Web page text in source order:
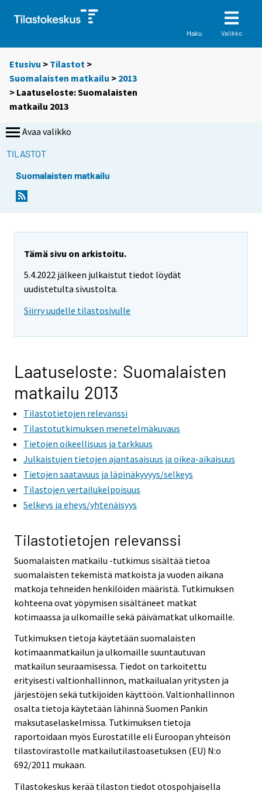
Haku Valikko
Etusivu > Tilastot >
Suomalaisten matkailu > 2013
> Laatuseloste: Suomalaisten
matkailu 2013
Avaa valikko
TILASTOT
Suomalaisten matkailu
Tämä sivu on arkistoitu.
5.4.2022 jälkeen julkaistut tiedot löydät
uudistetulta sivustolta.
Siirry uudelle tilastosivulle
Laatuseloste: Suomalaisten
matkailu 2013
Tilastotietojen relevanssi
Tilastotutkimuksen menetelmäkuvaus
Tietojen oikeellisuus ja tarkkuus
Julkaistujen tietojen ajantasaisuus ja oikea-aikaisuus
Tietojen saatavuus ja läpinäkyvyys/selkeys
Tilastojen vertailukelpoisuus
Selkeys ja eheys/yhtenäisyys
Tilastotietojen relevanssi
Suomalaisten matkailu -tutkimus sisältää tietoa
suomalaisten tekemistä matkoista ja vuoden aikana
matkoja tehneiden henkilöiden määristä. Tutkimuksen
kohteena ovat yöpymisen sisältäneet matkat
kotimaassa ja ulkomaille sekä päivämatkat ulkomaille.
Tutkimuksen tietoja käytetään suomalaisten
kotimaanmatkailun ja ulkomaille suuntautuvan
matkailun seuraamisessa. Tiedot on tarkoitettu
erityisesti valtionhallinnon, matkailualan yritysten ja
järjestöjen sekä tutkijoiden käyttöön. Valtionhallinnon
osalta tietoja käytetään lähinnä Suomen Pankin
maksutaselaskelmissa. Tutkimuksen tietoja
raportoidaan myös Eurostatille eli Euroopan yhteisön
tilastovirastolle matkailutilastoasetuksen (EU) N:o
692/2011 mukaan.
Tilastokeskus kerää tilaston tiedot otospohjaisella